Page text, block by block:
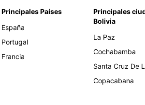
Principales Países
España
Portugal
Francia
Principales
Bolivia
La Paz
Cochabamba
Santa Cruz De
Copacabana